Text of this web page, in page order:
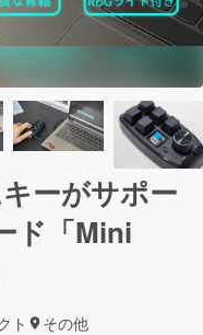
ーがサポー
ド「Mini
ト その他